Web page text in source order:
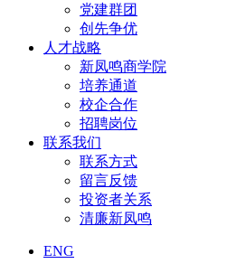
党建群团
创先争优
人才战略
新凤鸣商学院
培养通道
校企合作
招聘岗位
联系我们
联系方式
留言反馈
投资者关系
清廉新凤鸣
ENG